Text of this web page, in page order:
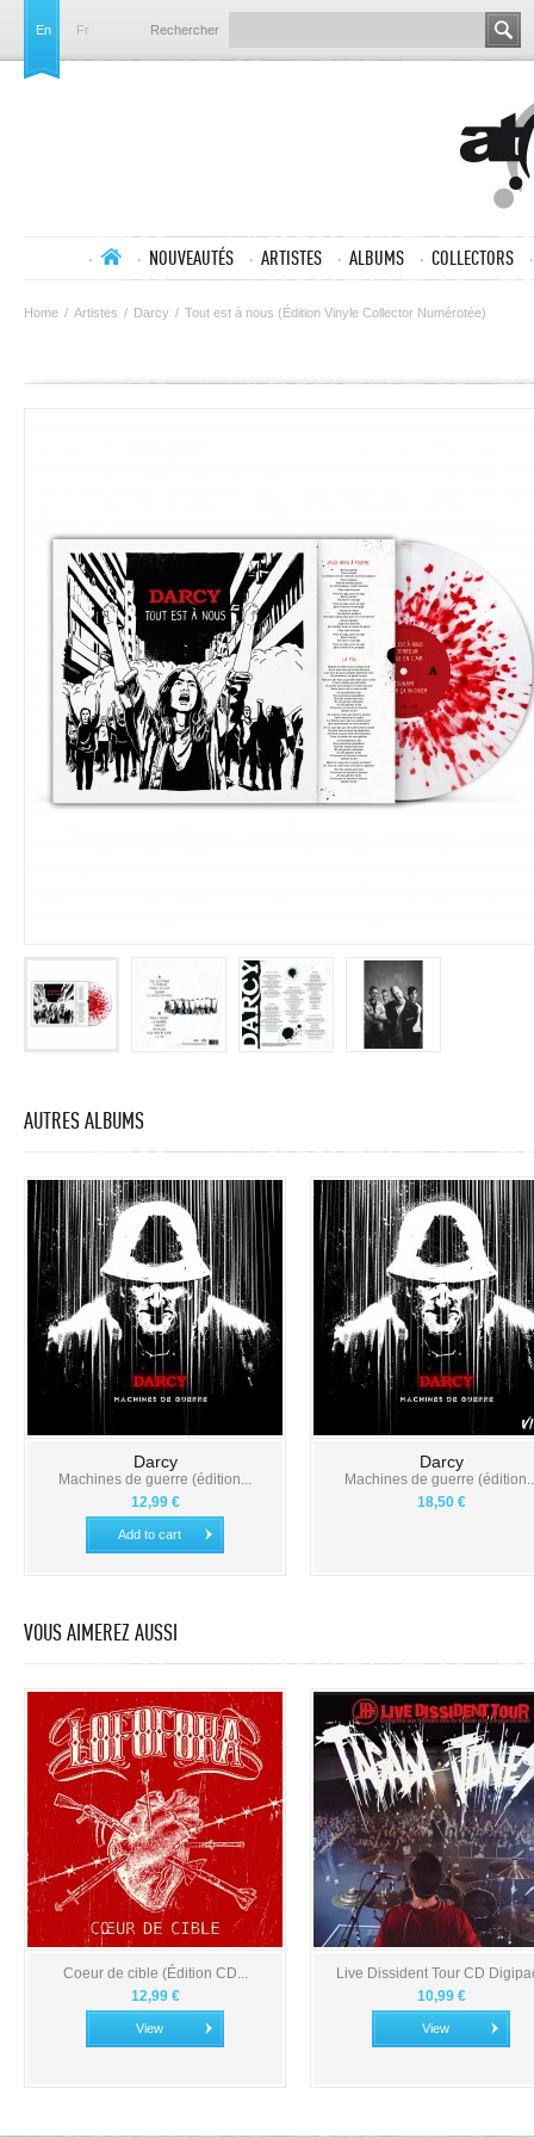
En Fr Rechercher
NOUVEAUTÉS ARTISTES ALBUMS COLLECTORS
Home / Artistes / Darcy / Tout est à nous (Édition Vinyle Collector Numérotée)
AUTRES ALBUMS
Darcy
Machines de guerre (édition...
12,99 €
Add to cart
Darcy
Machines de guerre
18,50 €
VOUS AIMEREZ AUSSI
Coeur de cible (Édition CD...
12,99 €
View
Live Dissident Tour CD
10,99 €
View